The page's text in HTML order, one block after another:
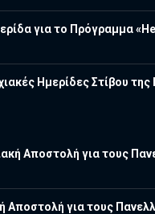
για το Πρόγραμμα
Ημερίδες Στίβου
Αποστολή για τους
Αποστολή για τους